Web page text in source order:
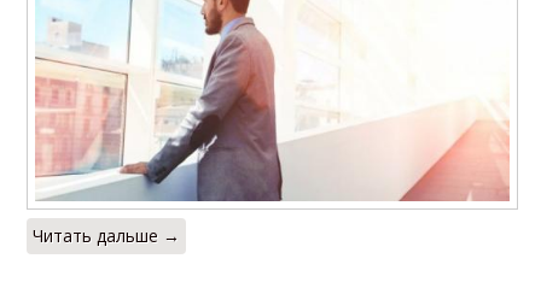
Читать дальше →